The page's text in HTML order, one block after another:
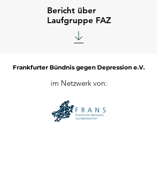
Bericht über
Laufgruppe FAZ
Frankfurter Bündnis gegen Depression e.V.
im Netzwerk von: